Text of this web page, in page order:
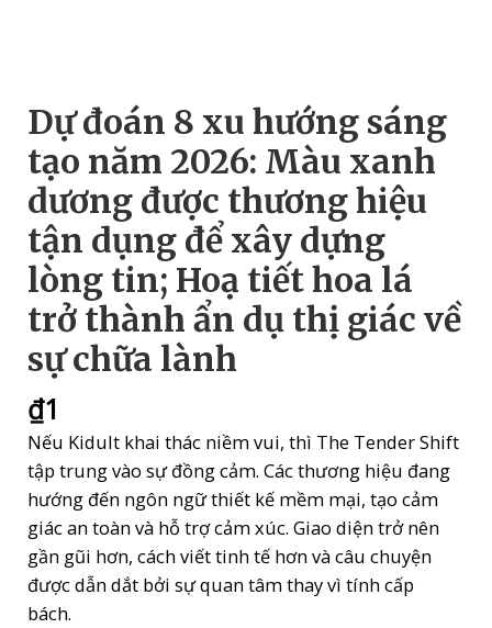
Dự đoán 8 xu hướng sáng
tạo năm 2026: Màu xanh
dương được thương hiệu
tận dụng để xây dựng
lòng tin; Hoạ tiết hoa lá
trở thành ẩn dụ thị giác về
sự chữa lành
₫1
Nếu Kidult khai thác niềm vui, thì The Tender Shift
tập trung vào sự đồng cảm. Các thương hiệu đang
hướng đến ngôn ngữ thiết kế mềm mại, tạo cảm
giác an toàn và hỗ trợ cảm xúc. Giao diện trở nên
gần gũi hơn, cách viết tinh tế hơn và câu chuyện
được dẫn dắt bởi sự quan tâm thay vì tính cấp
bách.